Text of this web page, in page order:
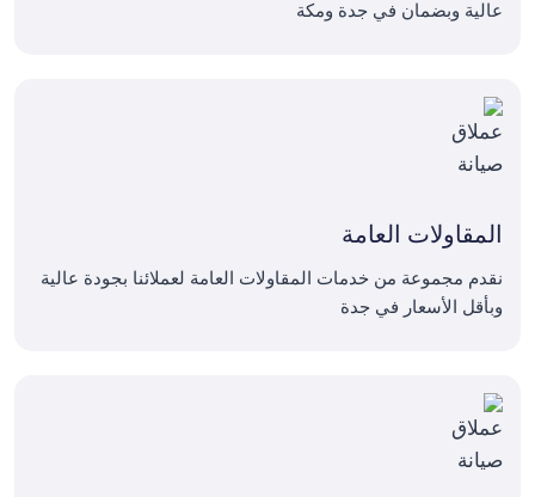
عالية وبضمان في جدة ومكة
المقاولات العامة
نقدم مجموعة من خدمات المقاولات العامة لعملائنا بجودة عالية
وبأقل الأسعار في جدة